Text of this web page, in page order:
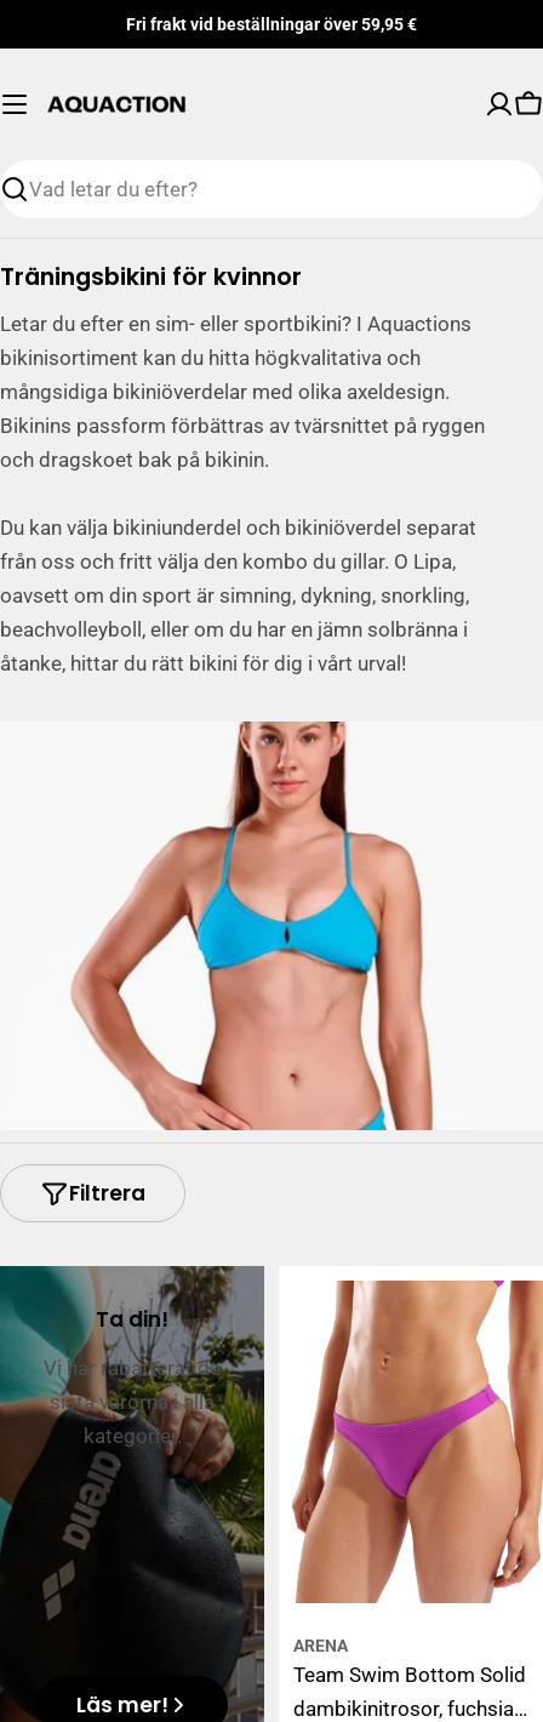
till
Fri frakt vid beställningar över 59,95 €
Söka
S
m
l
i
n
g
Träningsbikini för kvinnor
Letar du efter en sim- eller sportbikini? I Aquactions
bikinisortiment kan du hitta högkvalitativa och
mångsidiga bikiniöverdelar med olika axeldesign.
Bikinins passform förbättras av tvärsnittet på ryggen
och dragskoet bak på bikinin.
Du kan välja bikiniunderdel och bikiniöverdel separat
från oss och fritt välja den kombo du gillar. O Lipa,
oavsett om din sport är simning, dykning, snorkling,
beachvolleyboll, eller om du har en jämn solbränna i
åtanke, hittar du rätt bikini för dig i vårt urval!
Filtrera
Ta din!
Vi har rabatterat de
sista varorna i alla
kategorier.
Läs mer!
ARENA
Team Swim Bottom Solid
dambikinitrosor, fuchsia-